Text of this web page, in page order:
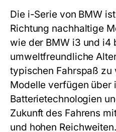
Die i-Serie von BMW
Richtung nachhaltige
wie der BMW i3 und i4
umweltfreundliche
typischen Fahrspaß zu
Modelle verfügen über
Batterietechnologien
Zukunft des Fahrens
und hohen Reichweiten.